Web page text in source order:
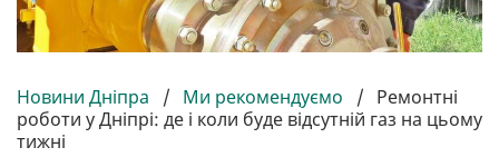
Новини Дніпра / Ми рекомендуємо / Ремонтні
роботи у Дніпрі: де і коли буде відсутній газ на цьому
тижні